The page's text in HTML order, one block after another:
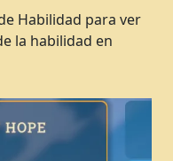
Habilidad para ver
la habilidad en